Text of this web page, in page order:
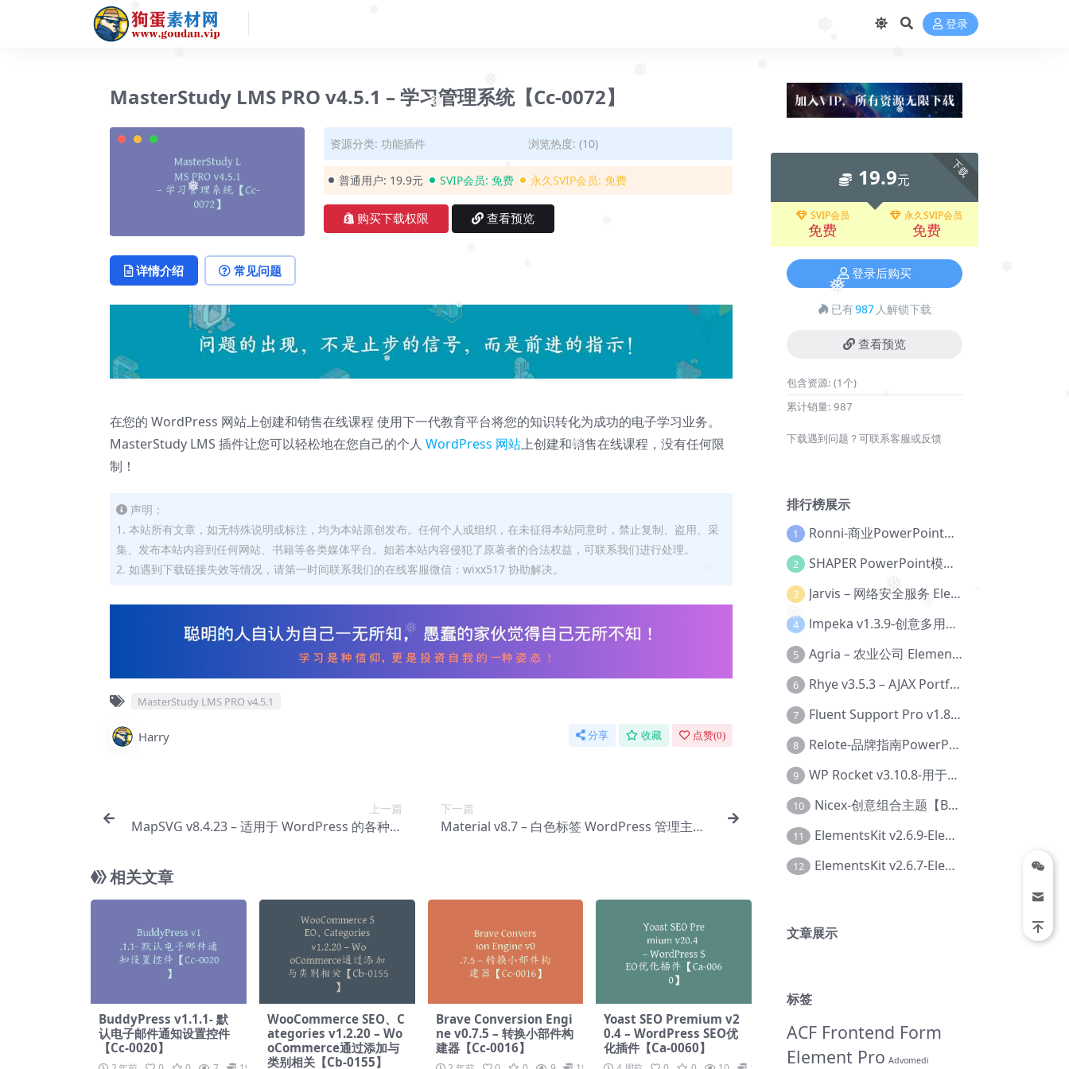
❅
❅
❅
❅
❅
❅
❅
❅
❅
❅ 登录
MasterStudy LMS PRO v4.5.1 – 学习管理系统【Cc-0072】
资源分类: 功能插件 浏览热度: (10)
普通用户: 19.9元 SVIP会员: 免费 永久SVIP会员: 免费
购买下载权限 查看预览
详情介绍 常见问题
在您的 WordPress 网站上创建和销售在线课程 使用下一代教育平台将您的知识转化为成功的电子学习业务。
MasterStudy LMS 插件让您可以轻松地在您自己的个人 WordPress 网站上创建和销售在线课程，没有任何限
制！
声明：
1. 本站所有文章，如无特殊说明或标注，均为本站原创发布。任何个人或组织，在未征得本站同意时，禁止复制、盗用、采
集、发布本站内容到任何网站、书籍等各类媒体平台。如若本站内容侵犯了原著者的合法权益，可联系我们进行处理。
2. 如遇到下载链接失效等情况，请第一时间联系我们的在线客服微信：wixx517 协助解决。
MasterStudy LMS PRO v4.5.1
Harry 分享 收藏 点赞(0)
上一篇
MapSVG v8.4.23 – 适用于 WordPress 的各种地
下一篇
Material v8.7 – 白色标签 WordPress 管理主题
相关文章
BuddyPress v1.1.1- 默
认电子邮件通知设置控件
【Cc-0020】
WooCommerce SEO、C
ategories v1.2.20 – Wo
oCommerce通过添加与
类别相关【Cb-0155】
Brave Conversion Engi
ne v0.7.5 – 转换小部件构
建器【Cc-0016】
Yoast SEO Premium v​​2
0.4 – WordPress SEO优
化插件【Ca-0060】
下载
19.9元
SVIP会员
免费
永久SVIP会员
免费
登录后购买
已有987 人解锁下载
查看预览
包含资源: (1个)
累计销量: 987
下载遇到问题？可联系客服或反馈
排行榜展示
1 Ronni-商业PowerPoint模板【Dc-0077】
2 SHAPER PowerPoint模板【Dc-0184】
3 Jarvis – 网络安全服务 Elementor 模板套件【Aa-0035】
4 lmpeka v1.3.9-创意多用途 WordPress 主题【Be-0064】
5 Agria – 农业公司 Elementor Pro 模板套件【Aa-0003】
6 Rhye v3.5.3 – AJAX Portfolio WordPress 主题【Bi-0049】
7 Fluent Support Pro v1.8.1 – WordPress 支持票务系统【Cc-0041】
8 Relote-品牌指南PowerPoint模板【Dc-0076】
9 WP Rocket v3.10.8-用于wordpress速度优化的缓存加速插件【Cd-0019】
10 Nicex-创意组合主题【Be-0092】
11 ElementsKit v2.6.9-Elementor插件【Ab-0161】
12 ElementsKit v2.6.7-Elementor插件【Ab-0162】
文章展示
标签
ACF Frontend Form
Element Pro Advomedi